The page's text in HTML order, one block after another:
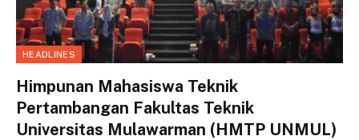
HEADLINES
Himpunan Mahasiswa Teknik
Pertambangan Fakultas Teknik
Universitas Mulawarman (HMTP UNMUL)